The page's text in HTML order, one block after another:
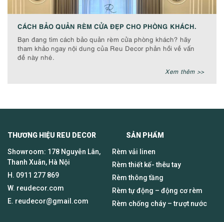
CÁCH BẢO QUẢN RÈM CỬA ĐẸP CHO PHÒNG KHÁCH.
Bạn đang tìm cách bảo quản rèm cửa phòng khách? hãy
tham khảo ngay nội dung của Reu Decor phản hồi về vấn
đề này nhé.
Xem thêm >>
THƯƠNG HIỆU REU DECOR SẢN PHẨM
Showroom: 178 Nguyễn Lân,
Thanh Xuân, Hà Nội
H. 0911 277 869
W. reudecor.com
E. reudecor@gmail.com
Rèm vải linen
Rèm thiết kế- thêu tay
Rèm thông tầng
Rèm tự động – động cơ rèm
Rèm chống cháy – trượt nước